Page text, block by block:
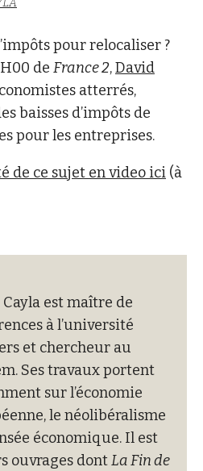
pour relocaliser ?
de France 2,David
atterrés,
baisses d’impôts de
pour les entreprises.
de ce sujet en video ici (à
est maître de
à l’université
et chercheur au
Ses travaux portent
sur l’économie
le néolibéralisme
économique. Il est
ouvrages dontLa Fin de